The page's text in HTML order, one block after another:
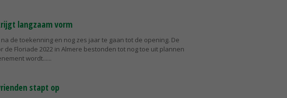
langzaam vorm
de toekenning en nog zes jaar te gaan tot de opening. De
de Floriade 2022 in Almere bestonden tot nog toe uit plannen
wordt...
stapt op